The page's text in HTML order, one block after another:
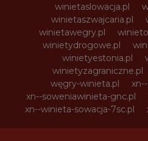
winietaslowacja.pl
winietaszwajcaria.pl
winietawegry.pl
winietydrogowe.pl
winietyestonia.pl
winietyzagraniczne.pl
węgry-winieta.pl
xn--soweniawinieta-gnc.pl
xn--winieta-sowacja-7sc.pl